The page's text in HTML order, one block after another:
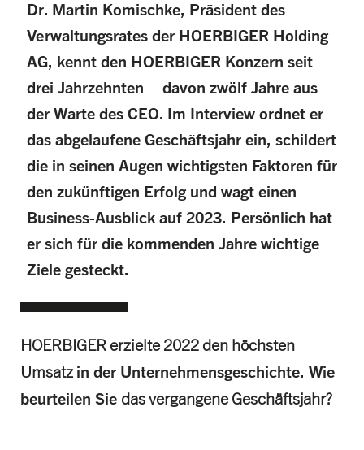
Dr. Martin Komischke, Präsident des
Verwaltungsrates der HOERBIGER Holding
AG, kennt den HOERBIGER Konzern seit
drei Jahrzehnten – davon zwölf Jahre aus
der Warte des CEO. Im Interview ordnet er
das abgelaufene Geschäftsjahr ein, schildert
die in seinen Augen wichtigsten Faktoren für
den zukünftigen Erfolg und wagt einen
Business-Ausblick auf 2023. Persönlich hat
er sich für die kommenden Jahre wichtige
Ziele gesteckt.
HOERBIGER erzielte 2022 den höchsten
Umsatz in der Unternehmensgeschichte. Wie
beurteilen Sie das vergangene Geschäftsjahr?